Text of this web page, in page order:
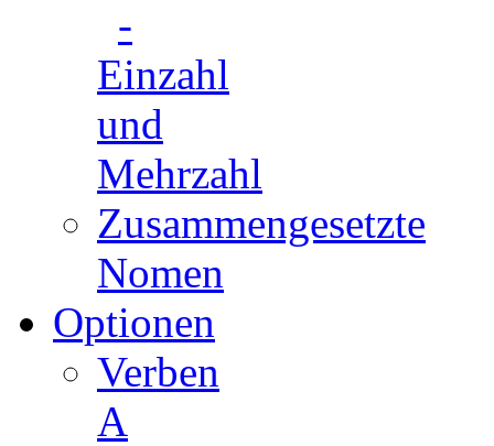
-
Einzahl
und
Mehrzahl
Zusammengesetzte
Nomen
Optionen
Verben
A